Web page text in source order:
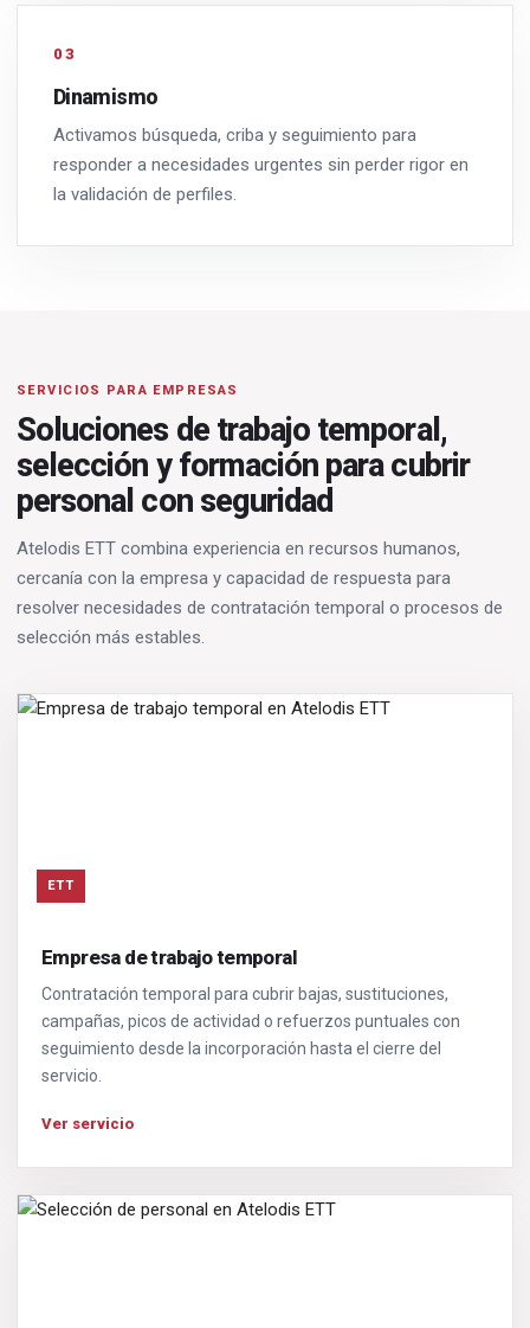
03
Dinamismo
Activamos búsqueda, criba y seguimiento para
responder a necesidades urgentes sin perder rigor en
la validación de perfiles.
SERVICIOS PARA EMPRESAS
Soluciones de trabajo temporal,
selección y formación para cubrir
personal con seguridad
Atelodis ETT combina experiencia en recursos humanos,
cercanía con la empresa y capacidad de respuesta para
resolver necesidades de contratación temporal o procesos de
selección más estables.
ETT
Empresa de trabajo temporal
Contratación temporal para cubrir bajas, sustituciones,
campañas, picos de actividad o refuerzos puntuales con
seguimiento desde la incorporación hasta el cierre del
servicio.
Ver servicio